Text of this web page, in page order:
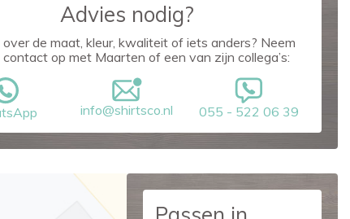
Advies nodig?
over de maat, kleur, kwaliteit of iets anders? Neem
op met Maarten of een van zijn collega’s:
info@shirtsco.nl 055 - 522 06 39